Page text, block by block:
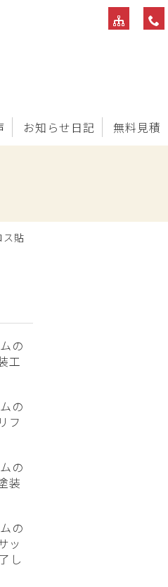
お知らせ日記 無料見積
ス貼
の
工
の
フ
の
装
の
ッ
し